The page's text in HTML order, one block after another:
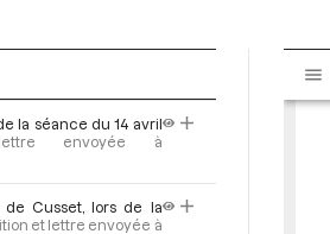
la séance du 14 avril
envoyée à
Cusset, lors de la
et lettre envoyée à
s